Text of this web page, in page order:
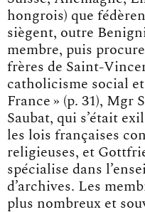
hongrois) que
siègent, outre
membre, puis
frères de Saint-
catholicisme social
France » (p. 31), Mgr
Saubat, qui s’était
les lois françaises
religieuses, et
spécialise dans
d’archives. Les
plus nombreux et